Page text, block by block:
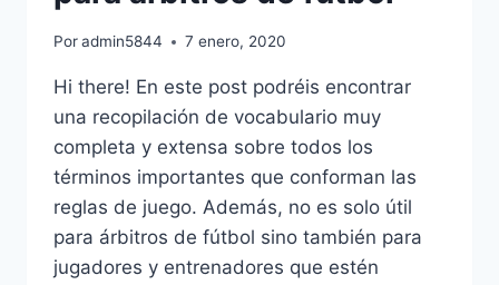
Poradmin5844 7 enero, 2020
Hi there! En este post podréis encontrar
una recopilación de vocabulario muy
completa y extensa sobre todos los
términos importantes que conforman las
reglas de juego. Además, no es solo útil
para árbitros de fútbol sino también para
jugadores y entrenadores que estén